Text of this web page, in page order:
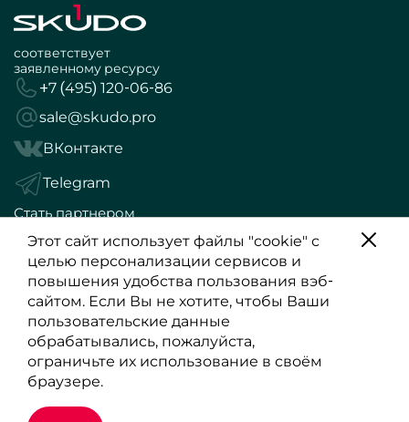
Этот сайт использует файлы "cookie" с
целью персонализации сервисов и
повышения удобства пользования вэб-
сайтом. Если Вы не хотите, чтобы Ваши
пользовательские данные
обрабатывались, пожалуйста,
ограничьте их использование в своём
браузере.
соответствует
заявленному ресурсу
+7 (495) 120-06-86
sale@skudo.pro
ВКонтакте
Telegram
Стать партнером
Политика конфиденциальности
Обращаем Ваше внимание, что вся информация,
размещенная на данном интернет-сайте, носит
информационный характер и не является публичной
офертой, определяемой положениями Статьи 437 (2) ГК
РФ.